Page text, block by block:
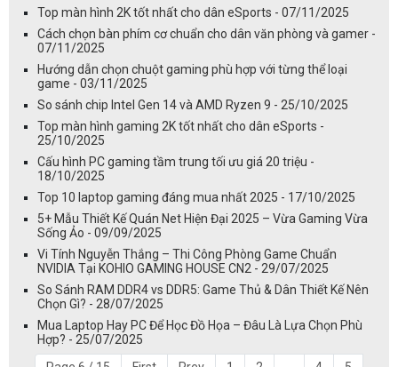
Top màn hình 2K tốt nhất cho dân eSports - 07/11/2025
Cách chọn bàn phím cơ chuẩn cho dân văn phòng và gamer -
07/11/2025
Hướng dẫn chọn chuột gaming phù hợp với từng thể loại
game - 03/11/2025
So sánh chip Intel Gen 14 và AMD Ryzen 9 - 25/10/2025
Top màn hình gaming 2K tốt nhất cho dân eSports -
25/10/2025
Cấu hình PC gaming tầm trung tối ưu giá 20 triệu -
18/10/2025
Top 10 laptop gaming đáng mua nhất 2025 - 17/10/2025
5+ Mẫu Thiết Kế Quán Net Hiện Đại 2025 – Vừa Gaming Vừa
Sống Ảo - 09/09/2025
Vi Tính Nguyễn Thắng – Thi Công Phòng Game Chuẩn
NVIDIA Tại KOHIO GAMING HOUSE CN2 - 29/07/2025
So Sánh RAM DDR4 vs DDR5: Game Thủ & Dân Thiết Kế Nên
Chọn Gì? - 28/07/2025
Mua Laptop Hay PC Để Học Đồ Họa – Đâu Là Lựa Chọn Phù
Hợp? - 25/07/2025